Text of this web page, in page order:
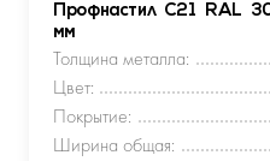
Профнастил С21 RAL
мм
Толщина металла:
Цвет:
Покрытие:
Ширина общая: